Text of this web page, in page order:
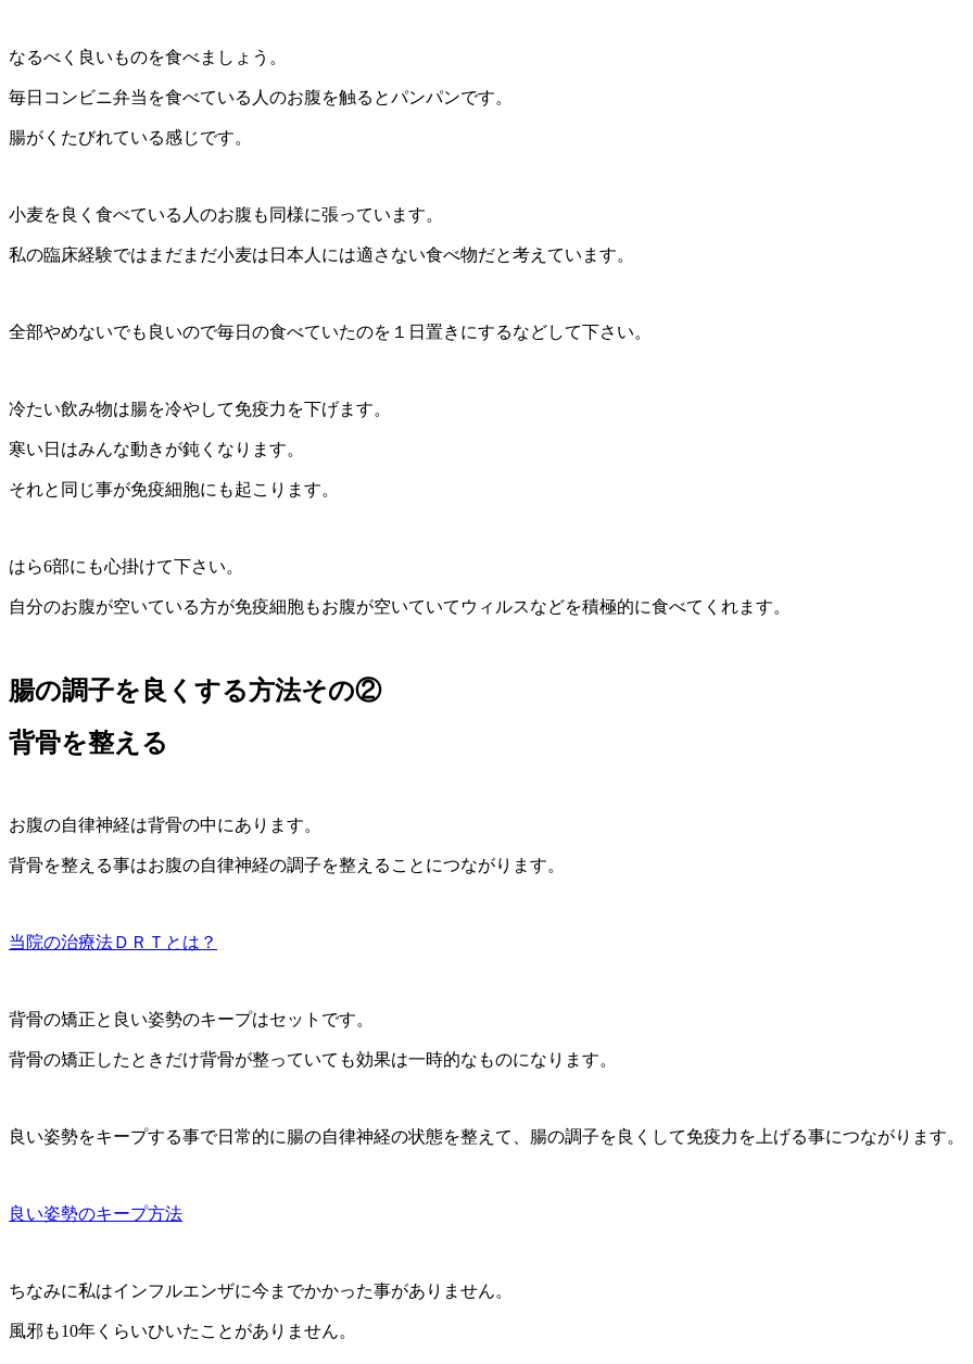
なるべく良いものを食べましょう。
毎日コンビニ弁当を食べている人のお腹を触るとパンパンです。
腸がくたびれている感じです。
小麦を良く食べている人のお腹も同様に張っています。
私の臨床経験ではまだまだ小麦は日本人には適さない食べ物だと考えています。
全部やめないでも良いので毎日の食べていたのを１日置きにするなどして下さい。
冷たい飲み物は腸を冷やして免疫力を下げます。
寒い日はみんな動きが鈍くなります。
それと同じ事が免疫細胞にも起こります。
はら6部にも心掛けて下さい。
自分のお腹が空いている方が免疫細胞もお腹が空いていてウィルスなどを積極的に食べてくれます。
腸の調子を良くする方法その②
背骨を整える
お腹の自律神経は背骨の中にあります。
背骨を整える事はお腹の自律神経の調子を整えることにつながります。
当院の治療法ＤＲＴとは？
背骨の矯正と良い姿勢のキープはセットです。
背骨の矯正したときだけ背骨が整っていても効果は一時的なものになります。
良い姿勢をキープする事で日常的に腸の自律神経の状態を整えて、腸の調子を良くして免疫力を上げる事につながります。
良い姿勢のキープ方法
ちなみに私はインフルエンザに今までかかった事がありません。
風邪も10年くらいひいたことがありません。